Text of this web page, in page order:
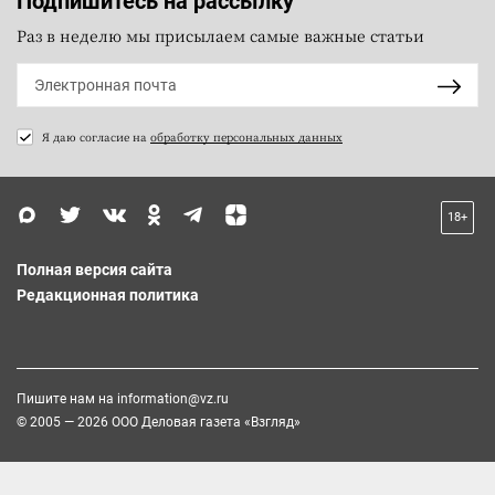
Раз в неделю мы присылаем самые важные статьи
Я даю согласие на обработку персональных данных
18+
Полная версия сайта
Редакционная политика
Пишите нам на information@vz.ru
© 2005 — 2026 ООО Деловая газета «Взгляд»